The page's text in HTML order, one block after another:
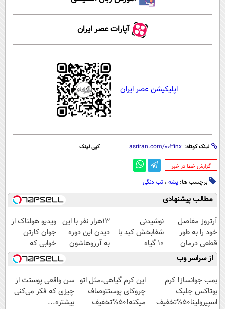
آپارات عصر ایران
اپلیکیشن عصر ایران
لینک کوتاه: کپی لینک
‌گزارش خطا در خبر
برچسب ها: پشه ، تب دنگی
مطالب پیشنهادی
آرتروز مفاصل
خود را به طور
قطعی درمان
کنید!
◗پرسش‌نامه◖
نوشیدنی
شفابخش کبد با
10 گیاه
موثر(تخفیف تا
امشب)
13هزار نفر با این
دیدن این دوره
به آرزوهاشون
رسیدن | ثبت‌‌نام
رایگان
ویدیو هولناک از
جوان کارتن
خوابی که
میلیاردر شد.
آموزش رایگان
از سراسر وب
بمب جوانساز! کرم
بوتاکس جلبک
اسپیرولینا50%تخفیف
این کرم گیاهی،مثل اتو
چروکای پوستتوصاف
میکنه!50%تخفیف
سن واقعی پوستت از
چیزی که فکر می‌کنی
بیشتره...